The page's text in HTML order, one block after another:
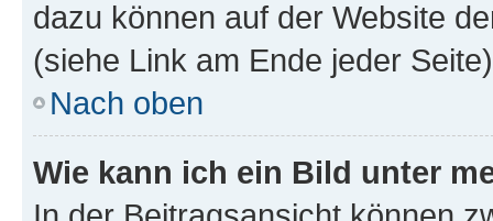
dazu können auf der Website
(siehe Link am Ende jeder
Nach oben
Wie kann ich ein Bild unter